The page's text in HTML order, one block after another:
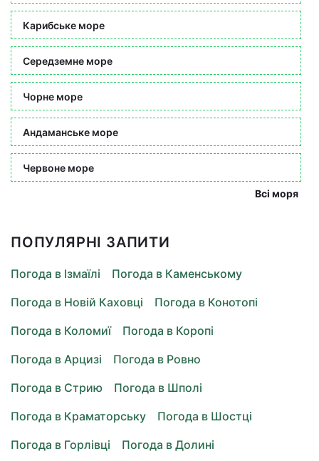
Карибське море
Середземне море
Чорне море
Андаманське море
Червоне море
Всі моря
ПОПУЛЯРНІ ЗАПИТИ
Погода в Ізмаїлі
Погода в Каменському
Погода в Новій Каховці
Погода в Конотопі
Погода в Коломиї
Погода в Коропі
Погода в Арцизі
Погода в Ровно
Погода в Стрию
Погода в Шполі
Погода в Краматорську
Погода в Шостці
Погода в Горлівці
Погода в Долині